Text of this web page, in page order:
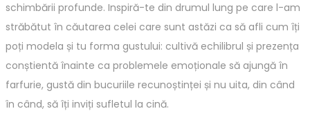
schimbării profunde. Inspiră-te din dru­mul lung pe care l-am
străbătut în căutarea celei care sunt astăzi ca să afli cum îți
poți modela și tu forma gustului: cultivă echilibrul și prezența
conștientă înainte ca problemele emoționale să ajungă în
farfurie, gustă din bucuriile recunoștinței și nu uita, din când
în când, să îți inviți sufletul la cină.